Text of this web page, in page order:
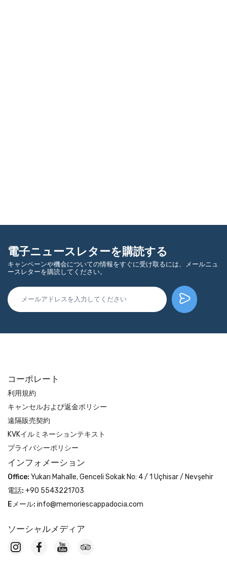
電子ニュースレターを購読する
キャンペーンや機会についての情報をすぐに受け取るには、メールニュ
ースレターを購読してください。
コーポレート
利用規約
キャンセルおよび返金ポリシー
遠隔販売契約
KVKイルミネーションテキスト
プライバシーポリシー
インフォメーション
Office: Yukarı Mahalle, Genceli Sokak No: 4 / 1 Uçhisar / Nevşehir
電話: +90 5543221703
Eメール: info@memoriescappadocia.com
ソーシャルメディア